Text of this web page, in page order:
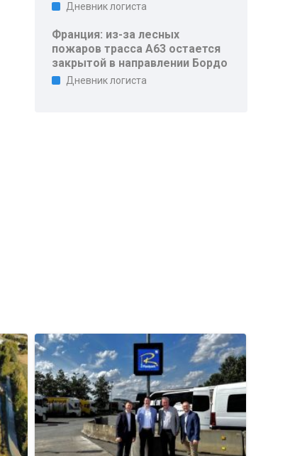
Дневник логиста
Франция: из-за лесных
пожаров трасса A63 остается
закрытой в направлении Бордо
Дневник логиста